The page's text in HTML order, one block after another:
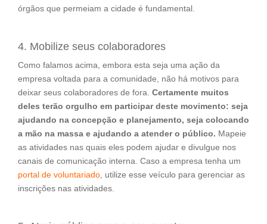
órgãos que permeiam a cidade é fundamental.
4. Mobilize seus colaboradores
Como falamos acima, embora esta seja uma ação da
empresa voltada para a comunidade, não há motivos para
deixar seus colaboradores de fora. Certamente muitos
deles terão orgulho em participar deste movimento: seja
ajudando na concepção e planejamento, seja colocando
a mão na massa e ajudando a atender o público. Mapeie
as atividades nas quais eles podem ajudar e divulgue nos
canais de comunicação interna. Caso a empresa tenha um
portal de voluntariado , utilize esse veículo para gerenciar as
inscrições nas atividades.